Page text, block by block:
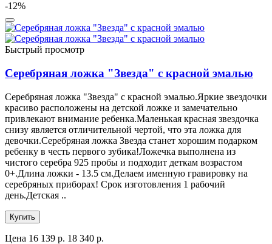
-12%
Быстрый просмотр
Серебряная ложка "Звезда" с красной эмалью
Серебряная ложка "Звезда" с красной эмалью.Яркие звездочки
красиво расположены на детской ложке и замечательно
привлекают внимание ребенка.Маленькая красная звездочка
снизу является отличительной чертой, что эта ложка для
девочки.Серебряная ложка Звезда станет хорошим подарком
ребенку в честь первого зубика!Ложечка выполнена из
чистого серебра 925 пробы и подходит деткам возрастом
0+.Длина ложки - 13.5 см.Делаем именную гравировку на
серебряных приборах! Срок изготовления 1 рабочий
день.Детская ..
Купить
Цена 16 139 р. 18 340 р.